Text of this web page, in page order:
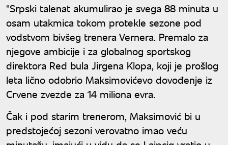
"Srpski talenat akumulirao je svega 88 minuta u
osam utakmica tokom protekle sezone pod
vođstvom bivšeg trenera Vernera. Premalo za
njegove ambicije i za globalnog sportskog
direktora Red bula Jirgena Klopa, koji je prošlog
leta lično odobrio Maksimovićevo dovođenje iz
Crvene zvezde za 14 miliona evra.
Čak i pod starim trenerom, Maksimović bi u
predstojećoj sezoni verovatno imao veću